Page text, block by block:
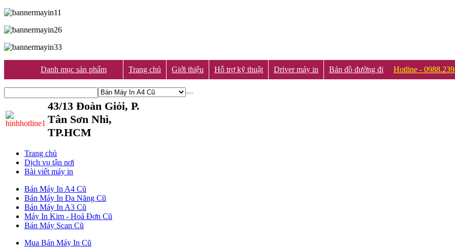
Danh mục sản phẩm Trang chủ Giới thiệu Hỗ trợ kỹ thuật Driver máy in Bản đồ đường đi Hotline -
43/13 Đoàn Giỏi, P.
Tân Sơn Nhì,
TP.HCM
Trang chủ
Dịch vụ tận nơi
Bài viết máy in
Bán Máy In A4 Cũ
Bán Máy In Đa Năng Cũ
Bán Máy In A3 Cũ
Máy In Kim - Hoá Đơn Cũ
Bán Máy Scan Cũ
Mua Bán Máy In Cũ